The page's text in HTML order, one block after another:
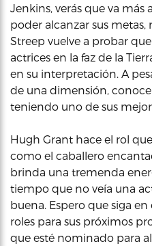
Jenkins, verás que va más
poder alcanzar sus
Streep vuelve a probar
actrices en la faz de la
en su interpretación. A
de una dimensión,
teniendo uno de sus
Hugh Grant hace el rol
como el caballero
brinda una tremenda
tiempo que no veía una
buena. Espero que siga
roles para sus próximos
que esté nominado para